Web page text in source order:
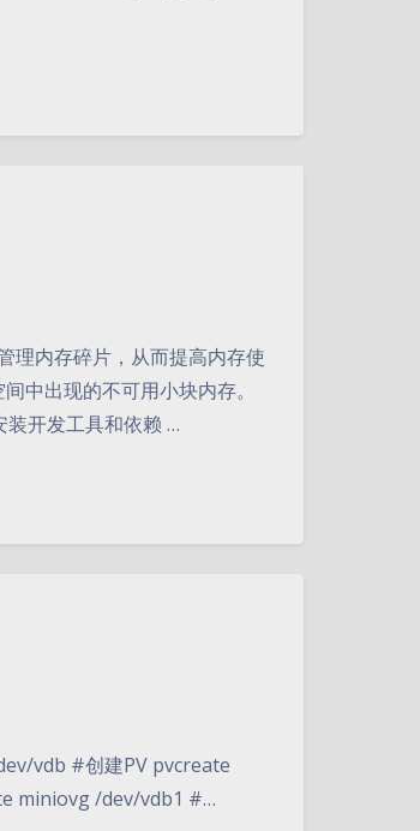
理内存碎片，从而提高内存使
中出现的不可用小块内存。
装开发工具和依赖 …
vdb #创建PV pvcreate
miniovg /dev/vdb1 #…